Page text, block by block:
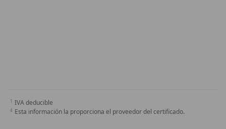
IVA deducible
Esta información la proporciona el proveedor del certificado.